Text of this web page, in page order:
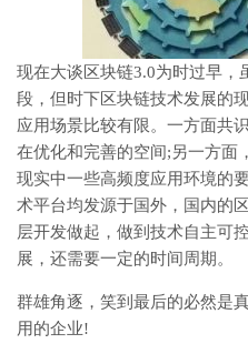
现在大谈区块链3.0为时过早，
段，但时下区块链技术发展的
应用场景比较有限。一方面共
在优化和完善的空间;另一方面
现实中一些高频度应用环境的
术平台均发源于国外，国内的
层开发做起，做到技术自主可
展，还需要一定的时间周期。
群雄角逐，笑到最后的必然是
用的企业!